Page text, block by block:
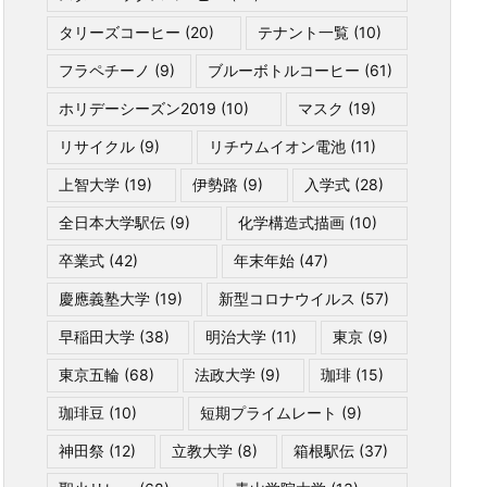
タリーズコーヒー (20) テナント一覧(10)
フラペチーノ (9) ブルーボトルコーヒー (61)
ホリデーシーズン2019 (10) マスク (19)
リサイクル (9) リチウムイオン電池(11)
上智大学 (19) 伊勢路 (9) 入学式(28)
全日本大学駅伝 (9) 化学構造式描画(10)
卒業式 (42) 年末年始 (47)
慶應義塾大学 (19) 新型コロナウイルス (57)
早稲田大学 (38) 明治大学 (11) 東京 (9)
東京五輪 (68) 法政大学 (9) 珈琲 (15)
珈琲豆 (10) 短期プライムレート (9)
神田祭 (12) 立教大学 (8) 箱根駅伝 (37)